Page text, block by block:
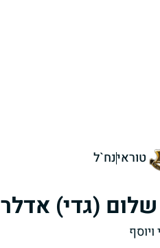
טוראינח`ל
(גדי) אדלר
ויוסף